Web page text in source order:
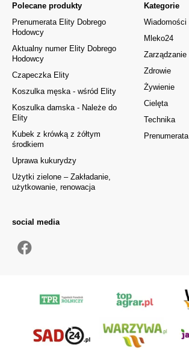
Kategorie
Wiadomości
Mleko24
Zarządzanie
Zdrowie
Żywienie
Cielęta
Technika
Prenumerata
Polecane produkty
Prenumerata Elity Dobrego
Hodowcy
Aktualny numer Elity Dobrego
Hodowcy
Czapeczka Elity
Koszulka męska - wśród Elity
Koszulka damska - Należe do
Elity
Kubek z krówką z żółtym
środkiem
Uprawa kukurydzy
Użytki zielone – Zakładanie,
użytkowanie, renowacja
social media